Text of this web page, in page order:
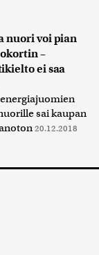
nuori voi pian
–
ei saa
sai kaupan
20.12.2018